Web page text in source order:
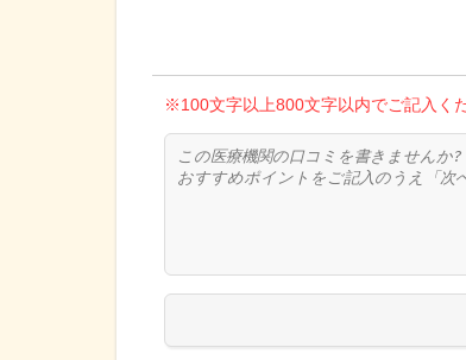
※100文字以上800文字以内でご記入く